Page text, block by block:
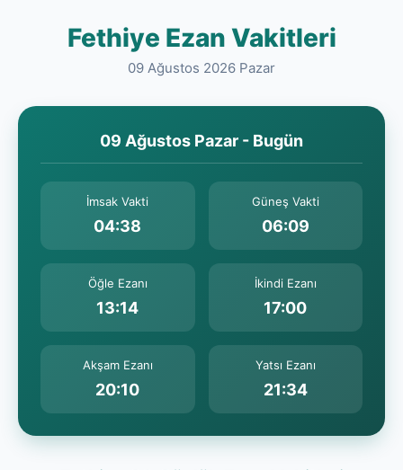
Fethiye Ezan Vakitleri
09 Ağustos 2026 Pazar
09 Ağustos Pazar - Bugün
İmsak Vakti
04:38
Güneş Vakti
06:09
Öğle Ezanı
13:14
İkindi Ezanı
17:00
Akşam Ezanı
20:10
Yatsı Ezanı
21:34